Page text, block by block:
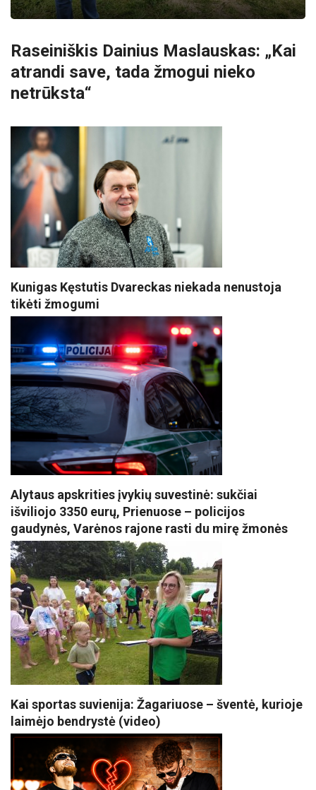
Raseiniškis Dainius Maslauskas: „Kai
atrandi save, tada žmogui nieko
netrūksta“
Kunigas Kęstutis Dvareckas niekada nenustoja
tikėti žmogumi
Alytaus apskrities įvykių suvestinė: sukčiai
išviliojo 3350 eurų, Prienuose – policijos
gaudynės, Varėnos rajone rasti du mirę žmonės
Kai sportas suvienija: Žagariuose – šventė, kurioje
laimėjo bendrystė (video)